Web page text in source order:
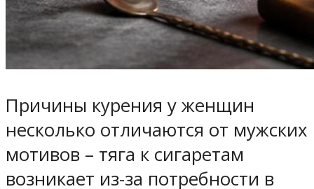
Причины курения у женщин
несколько отличаются от мужских
мотивов – тяга к сигаретам
возникает из-за потребности в